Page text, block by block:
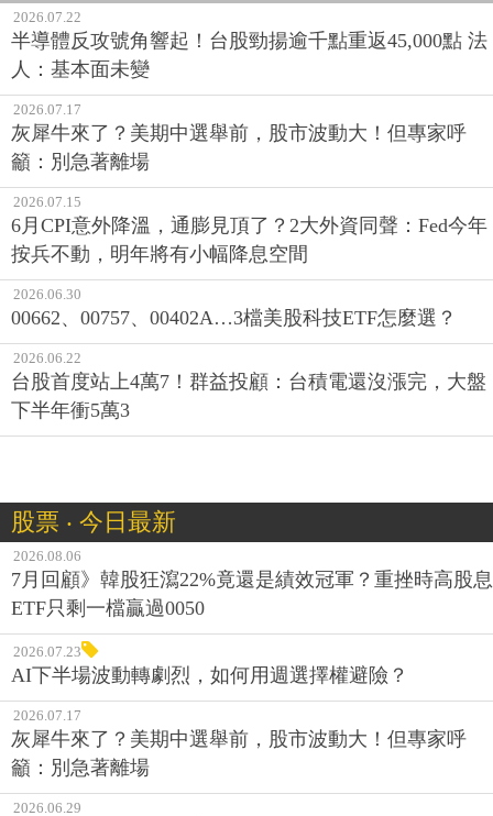
2026.07.22
半導體反攻號角響起！台股勁揚逾千點重返45,000點 法
人：基本面未變
2026.07.17
灰犀牛來了？美期中選舉前，股市波動大！但專家呼
籲：別急著離場
2026.07.15
6月CPI意外降溫，通膨見頂了？2大外資同聲：Fed今年
按兵不動，明年將有小幅降息空間
2026.06.30
00662、00757、00402A…3檔美股科技ETF怎麼選？
2026.06.22
台股首度站上4萬7！群益投顧：台積電還沒漲完，大盤
下半年衝5萬3
股票 ‧ 今日最新
2026.08.06
7月回顧》韓股狂瀉22%竟還是績效冠軍？重挫時高股息
ETF只剩一檔贏過0050
2026.07.23
AI下半場波動轉劇烈，如何用週選擇權避險？
2026.07.17
灰犀牛來了？美期中選舉前，股市波動大！但專家呼
籲：別急著離場
2026.06.29